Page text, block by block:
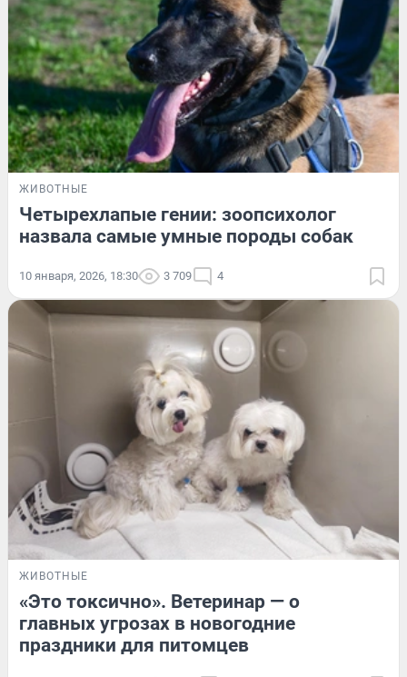
ЖИВОТНЫЕ
Четырехлапые гении: зоопсихолог
назвала самые умные породы собак
10 января, 2026, 18:30 3 709 4
ЖИВОТНЫЕ
«Это токсично». Ветеринар — о
главных угрозах в новогодние
праздники для питомцев